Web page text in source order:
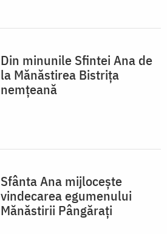
Din minunile Sfintei Ana de
la Mănăstirea Bistrița
nemțeană
Sfânta Ana mijlocește
vindecarea egumenului
Mănăstirii Pângărați